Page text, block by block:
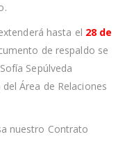
hasta el 28 de
de respaldo se
Sepúlveda
del Área de Relaciones
nuestro Contrato